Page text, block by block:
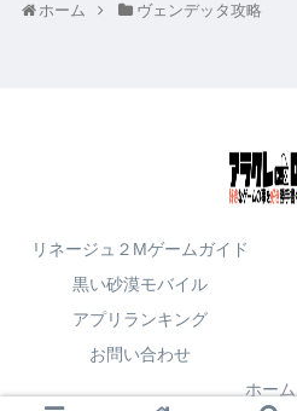
ホーム ヴェンデッタ攻略
リネージュ２Mゲームガイド
黒い砂漠モバイル
アプリランキング
お問い合わせ
ホーム